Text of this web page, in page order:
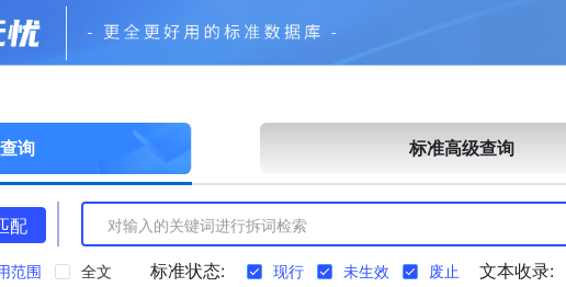
询 标准高级查询
配
范围 全文 标准状态: 现行 未生效 废止 文本收录: